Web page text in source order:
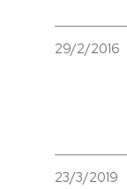
29/2/2016
23/3/2019